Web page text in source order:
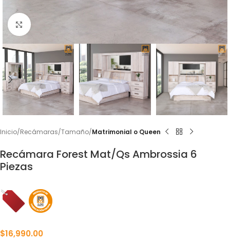
Click to enlarge
Inicio Recámaras Tamaño Matrimonial o Queen
Recámara Forest Mat/Qs Ambrossia 6
Piezas
$16,990.00